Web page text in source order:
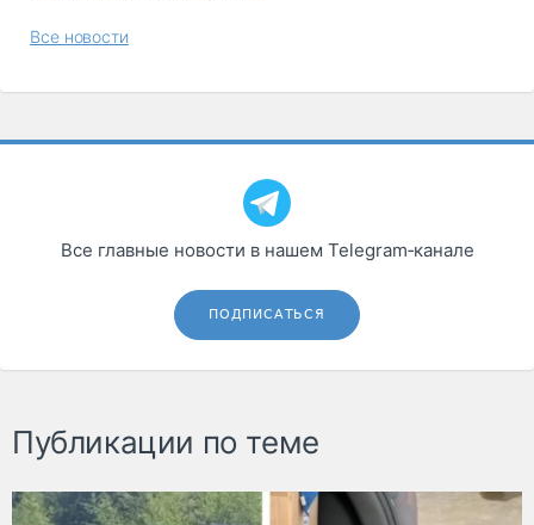
Все новости
Все главные новости в нашем Telegram‑канале
ПОДПИСАТЬСЯ
Публикации по теме